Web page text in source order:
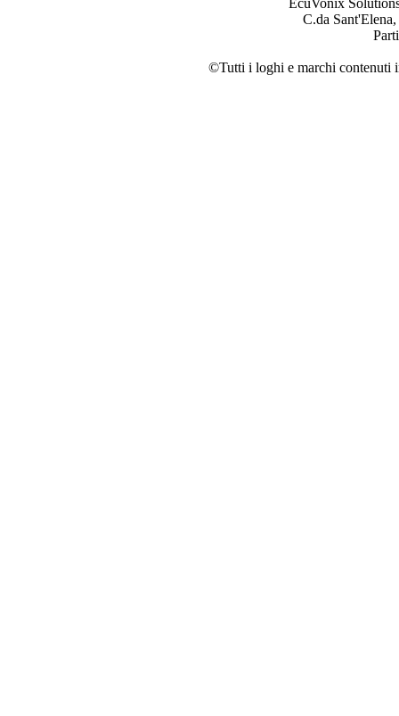
EcuVonix
C.da
©Tutti i loghi e marchi contenuti